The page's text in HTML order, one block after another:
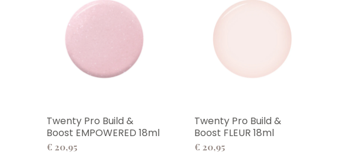
Twenty Pro Build &
Boost EMPOWERED 18ml
€ 20,95
Twenty Pro Build &
Boost FLEUR 18ml
€ 20,95